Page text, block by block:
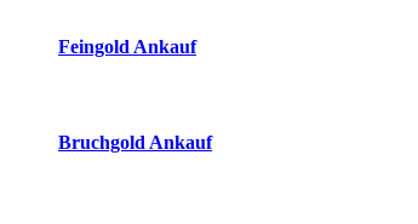
Feingold Ankauf
Bruchgold Ankauf